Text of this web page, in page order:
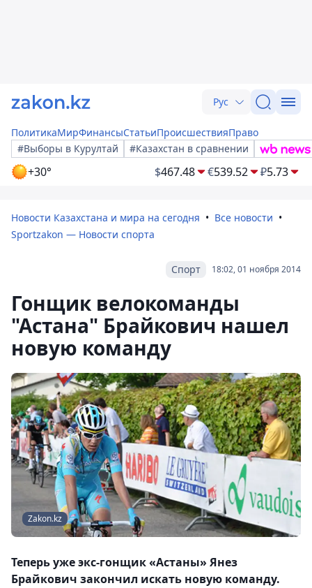
Рус
ПолитикаМирФинансыСтатьиПроисшествияПраво
#Выборы в Курултай
#Казахстан в сравнении
+30° $467.48 €539.52 ₽5.73
Новости Казахстана и мира на сегодня
Все новости
Sportzakon — Новости спорта
18:02, 01 ноября 2014
Спорт
Гонщик велокоманды
"Астана" Брайкович нашел
новую команду
Zakon.kz
Теперь уже экс-гонщик «Астаны» Янез
Брайкович закончил искать новую команду.